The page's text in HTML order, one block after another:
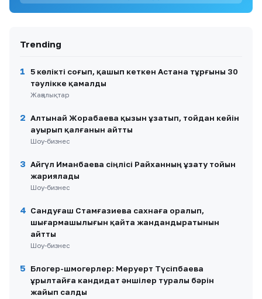
10
Астанада түнгі салют атқан екі азамат бес
Trending
1
5 көлікті соғып, қашып кеткен Астана тұрғыны 30
тәулікке қамалды
Жаңалықтар
2 Алтынай Жорабаева қызын ұзатып, тойдан кейін
ауырып қалғанын айтты
Шоу-бизнес
3 Айгүл Иманбаева сіңлісі Райханның ұзату тойын
жариялады
Шоу-бизнес
4 Сандуғаш Стамғазиева сахнаға оралып,
шығармашылығын қайта жандандыратынын
айтты
Шоу-бизнес
5
Блогер-шмогерлер: Меруерт Түсіпбаева
Құрылтайға кандидат әншілер туралы бәрін
жайып салды